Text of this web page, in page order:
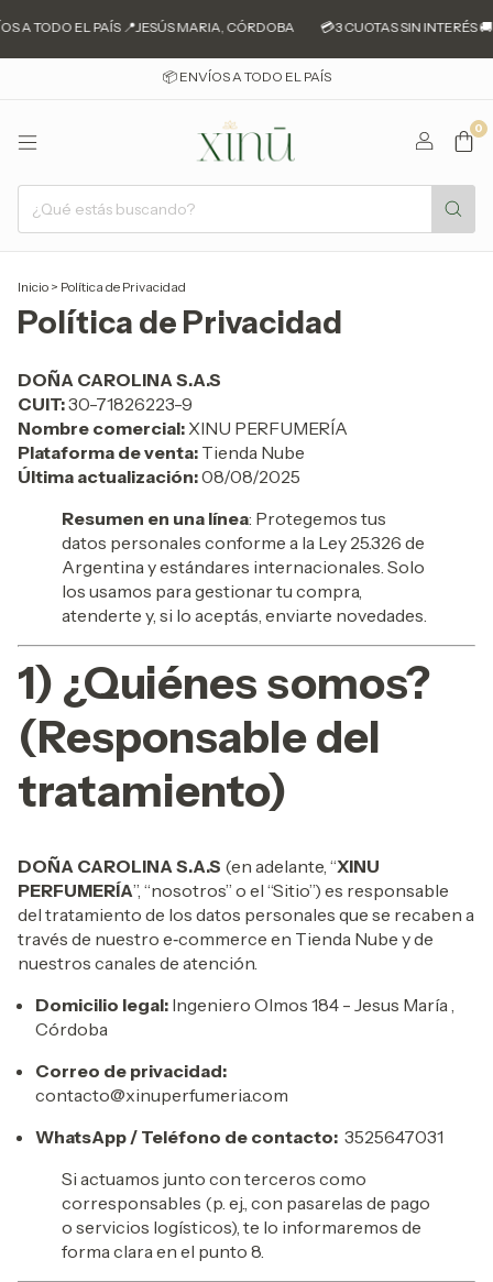
EL PAÍS 📍JESÚS MARIA, CÓRDOBA 💳3 CUOTAS SIN INTERÉS
📦 ENVÍOS A TODO EL PAÍS
0
Inicio > Política de Privacidad
Política de Privacidad
DOÑA CAROLINA S.A.S
CUIT:30-71826223-9
Nombre comercial: XINU PERFUMERÍA
Plataforma de venta: Tienda Nube
Última actualización:08/08/2025
Resumen en una línea: Protegemos tus
datos personales conforme a la Ley 25.326 de
Argentina y estándares internacionales. Solo
los usamos para gestionar tu compra,
atenderte y, si lo aceptás, enviarte novedades.
1) ¿Quiénes somos?
(Responsable del
tratamiento)
DOÑA CAROLINA S.A.S (en adelante, “XINU
PERFUMERÍA”, “nosotros” o el “Sitio”) es responsable
del tratamiento de los datos personales que se recaben a
través de nuestro e‑commerce en Tienda Nube y de
nuestros canales de atención.
Domicilio legal: Ingeniero Olmos 184 - Jesus María ,
Córdoba
Correo de privacidad:
contacto@xinuperfumeria.com
WhatsApp / Teléfono de contacto: 3525647031
Si actuamos junto con terceros como
corresponsables (p. ej., con pasarelas de pago
o servicios logísticos), te lo informaremos de
forma clara en el punto 8.